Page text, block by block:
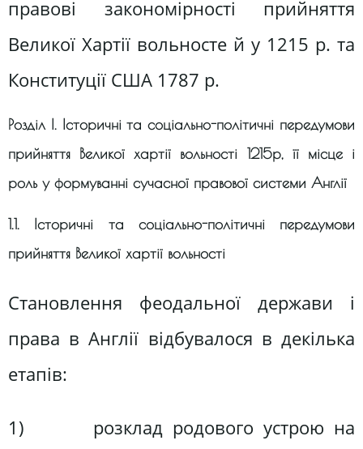
правові закономірності прийняття
Великої Хартії вольносте й у 1215 р. та
Конституції США 1787 р.
Розділ І. Історичні та соціально-політичні передумови
прийняття Великої хартії вольності 1215р, її місце і
роль у формуванні сучасної правової системи Англії
1.1. Історичні та соціально-політичні передумови
прийняття Великої хартії вольності
Становлення феодальної держави і
права в Англії відбувалося в декілька
етапів:
1) розклад родового устрою на